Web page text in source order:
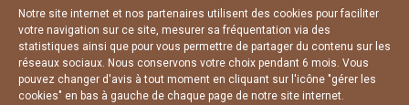
Notre site internet et nos partenaires utilisent des cookies pour faciliter
votre navigation sur ce site, mesurer sa fréquentation via des
statistiques ainsi que pour vous permettre de partager du contenu sur les
réseaux sociaux. Nous conservons votre choix pendant 6 mois. Vous
pouvez changer d'avis à tout moment en cliquant sur l'icône "gérer les
cookies" en bas à gauche de chaque page de notre site internet.
CHARTE DE CONFIDENTIALITÉ
DÉCLARATION DE CONFIDENTIALITÉ
POLITIQUE D’UTILISATION DES COOKIES
RÉALISÉ PAR L’AGENCE WEB A3 WEB